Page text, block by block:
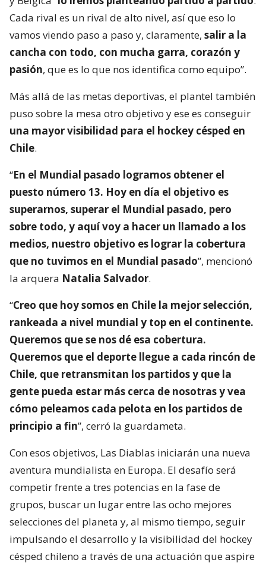
Cada rival es un rival de alto nivel, así que eso lo
vamos viendo paso a paso y, claramente, salir a la
cancha con todo, con mucha garra, corazón y
pasión, que es lo que nos identifica como equipo”.
Más allá de las metas deportivas, el plantel también
puso sobre la mesa otro objetivo y ese es conseguir
una mayor visibilidad para el hockey césped en
Chile.
“En el Mundial pasado logramos obtener el
puesto número 13. Hoy en día el objetivo es
superarnos, superar el Mundial pasado, pero
sobre todo, y aquí voy a hacer un llamado a los
medios, nuestro objetivo es lograr la cobertura
que no tuvimos en el Mundial pasado”, mencionó
la arquera Natalia Salvador.
“Creo que hoy somos en Chile la mejor selección,
rankeada a nivel mundial y top en el continente.
Queremos que se nos dé esa cobertura.
Queremos que el deporte llegue a cada rincón de
Chile, que retransmitan los partidos y que la
gente pueda estar más cerca de nosotras y vea
cómo peleamos cada pelota en los partidos de
principio a fin”, cerró la guardameta.
Con esos objetivos, Las Diablas iniciarán una nueva
aventura mundialista en Europa. El desafío será
competir frente a tres potencias en la fase de
grupos, buscar un lugar entre las ocho mejores
selecciones del planeta y, al mismo tiempo, seguir
impulsando el desarrollo y la visibilidad del hockey
césped chileno a través de una actuación que aspire